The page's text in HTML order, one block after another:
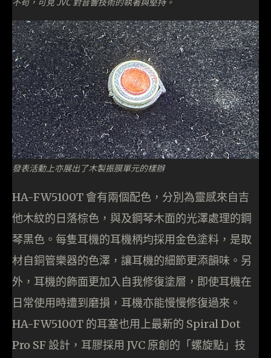
發表活動上亦展出了木製振膜單元的樣辦
HA-FW5100T 會有兩個配色，分別為靈感來自吉
他木紋的日落棕色，與及鋼琴木面的光澤處理的鋼
琴黑色。每隻耳機的耳機柄均採用金色塗料，是取
材自銅管樂器的色澤，讓耳機的細節更添韻味。另
外，耳機的飾面更加入自我修復塗層，即使耳機在
日常使用時遭到磨損，耳機亦能慢慢修復過來。
HA-FW5100T 的耳塞也用上最新的 Spiral Dot
Pro SF 設計，耳膠採用 JVC 原創的「螺旋點」技